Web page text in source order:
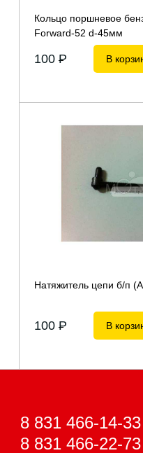
Кольцо поршневое
Forward-52 d-45мм
100 P В
Натяжитель цепи б/п
100 P В
8 831 466-14-33
8 831 466-22-73